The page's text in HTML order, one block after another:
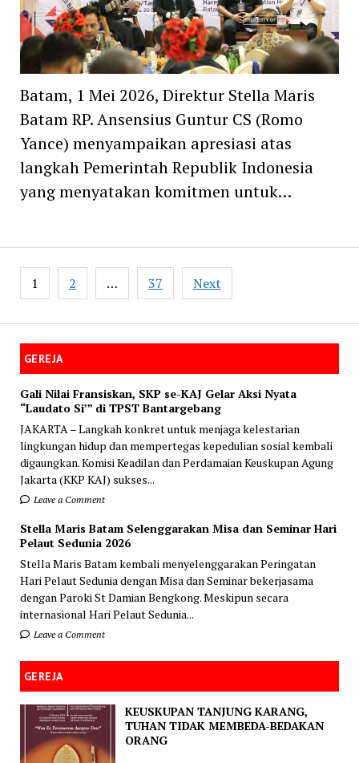
GEREJA
Gali Nilai Fransiskan, SKP se-KAJ Gelar Aksi Nyata
“Laudato Si’” di TPST Bantargebang
JAKARTA – Langkah konkret untuk menjaga kelestarian
lingkungan hidup dan mempertegas kepedulian sosial kembali
digaungkan. Komisi Keadilan dan Perdamaian Keuskupan Agung
Jakarta (KKP KAJ) sukses...
Leave a Comment
Stella Maris Batam Selenggarakan Misa dan Seminar Hari
Pelaut Sedunia 2026
Stella Maris Batam kembali menyelenggarakan Peringatan
Hari Pelaut Sedunia dengan Misa dan Seminar bekerjasama
dengan Paroki St Damian Bengkong. Meskipun secara
internasional Hari Pelaut Sedunia...
Leave a Comment
GEREJA
KEUSKUPAN TANJUNG KARANG,
TUHAN TIDAK MEMBEDA-BEDAKAN
ORANG
Batam, 1 Mei 2026, Direktur Stella Maris
Batam RP. Ansensius Guntur CS (Romo
Yance) menyampaikan apresiasi atas
langkah Pemerintah Republik Indonesia
yang menyatakan komitmen untuk…
Posts
navigation
1 2 … 37 Next